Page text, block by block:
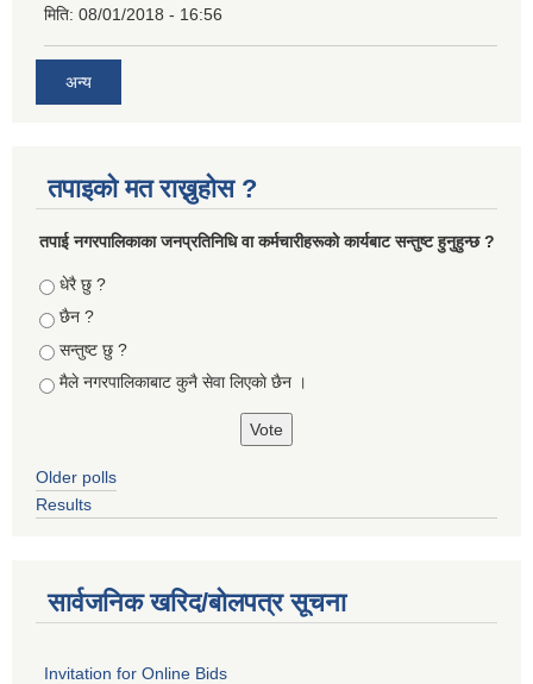
मिति: 08/01/2018 - 16:56
अन्य
तपाइको मत राख्नुहोस ?
तपा‌ई नगरपालिकाका जनप्रतिनिधि वा कर्मचारीहरूकाे कार्यबाट सन्तुष्ट हुनुहुन्छ ?
Choices
धेरै छु ?
छैन ?
सन्तुष्ट छु ?
मैले नगरपालिकाबाट कुनै सेवा लिएकाे छैन ।
Older polls
Results
सार्वजनिक खरिद/बोलपत्र सूचना
Invitation for Online Bids